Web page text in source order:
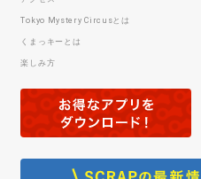
Tokyo Mystery Circusとは
くまっキーとは
楽しみ方